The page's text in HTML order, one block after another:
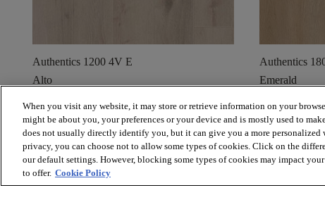
Authentics 1200 4V E
Alto
shopping_cart Bestel een staal visibility Snelle weergave
Authentics
Emerald
shopping_cart Bestel
When you visit any website, it may store or retrieve information on your
might be about you, your preferences or your device and is mostly used to
does not usually directly identify you, but it can give you a more personalized
privacy, you can choose not to allow some types of cookies. Click on the
our default settings. However, blocking some types of cookies may impact
to offer. Cookie Policy